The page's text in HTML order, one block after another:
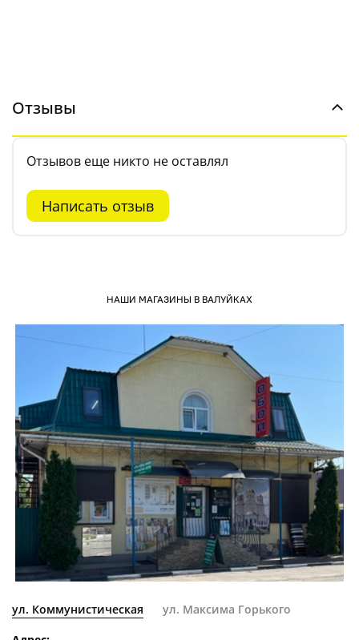
Отзывы
Отзывов еще никто не оставлял
Написать отзыв
НАШИ МАГАЗИНЫ В ВАЛУЙКАХ
ул. Коммунистическая ул. Максима Горького